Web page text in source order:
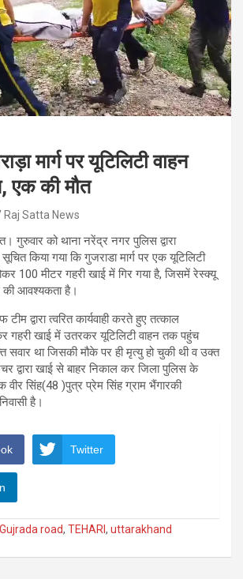
मार्ग पर यूटिलिटी वाहन
एक की मौत
Raj Satta News
गुरुवार को थाना नरेंद्र नगर पुलिस द्वारा
किया गया कि गुजराडा मार्ग पर एक यूटिलिटी
100 मीटर गहरी खाई में गिर गया है, जिसमें रेस्क्यू
आवश्यकता है।
द्वारा त्वरित कार्यवाही करते हुए तत्काल
गहरी खाई में उतरकर यूटिलिटी वाहन तक पहुंच
सवार था जिसकी मौके पर ही मृत्यु हो चुकी थी व उक्त
द्वारा खाई से बाहर निकाल कर जिला पुलिस के
वीर सिंह(48 )पुत्र प्रेम सिंह ग्राम भैंगारकी
है।
Twitter
Gujrada road, TEHARI , uttarakhand